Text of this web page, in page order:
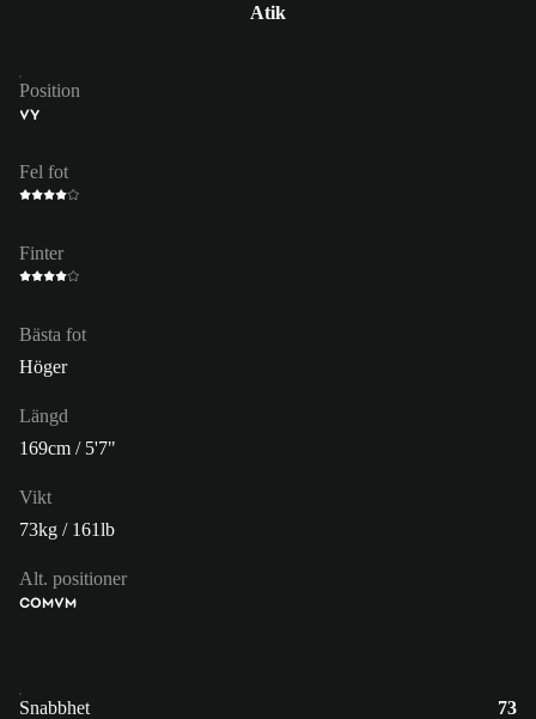
Atik
Position
VY
Fel fot
Finter
Bästa fot
Höger
Längd
169cm / 5'7"
Vikt
73kg / 161lb
Alt. positioner
COMVM
Snabbhet
73